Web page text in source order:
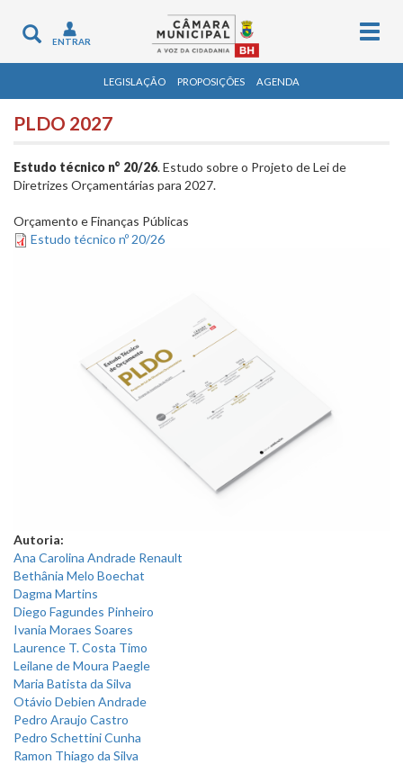
Toggle
navigation
ENTRAR
LEGISLAÇÃO PROPOSIÇÕES AGENDA
PLDO 2027
Estudo técnico n° 20/26. Estudo sobre o Projeto de Lei de
Diretrizes Orçamentárias para 2027.
Orçamento e Finanças Públicas
Estudo técnico nº 20/26
Autoria:
Ana Carolina Andrade Renault
Bethânia Melo Boechat
Dagma Martins
Diego Fagundes Pinheiro
Ivania Moraes Soares
Laurence T. Costa Timo
Leilane de Moura Paegle
Maria Batista da Silva
Otávio Debien Andrade
Pedro Araujo Castro
Pedro Schettini Cunha
Ramon Thiago da Silva